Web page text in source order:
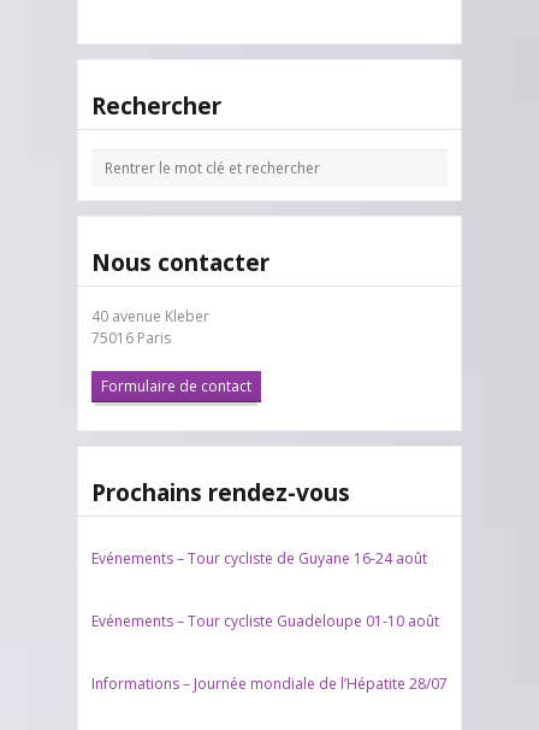
Rechercher
Nous contacter
40 avenue Kleber
75016 Paris
Formulaire de contact
Prochains rendez-vous
Evénements – Tour cycliste de Guyane 16-24 août
Evénements – Tour cycliste Guadeloupe 01-10 août
Informations – Journée mondiale de l’Hépatite 28/07